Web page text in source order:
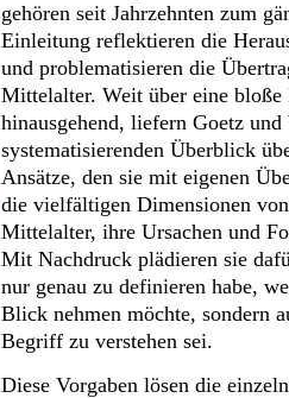
gehören seit Jahrzehnten zum
Einleitung reflektieren die
und problematisieren die
Mittelalter. Weit über eine
hinausgehend, liefern Goetz
systematisierenden Überblick
Ansätze, den sie mit eigenen
die vielfältigen Dimensionen
Mittelalter, ihre Ursachen und
Mit Nachdruck plädieren sie
nur genau zu definieren habe,
Blick nehmen möchte, sondern
Begriff zu verstehen sei.
Diese Vorgaben lösen die